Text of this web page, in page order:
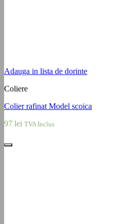
Adauga in lista de dorinte
Coliere
Colier rafinat Model scoica
97 lei TVA Inclus